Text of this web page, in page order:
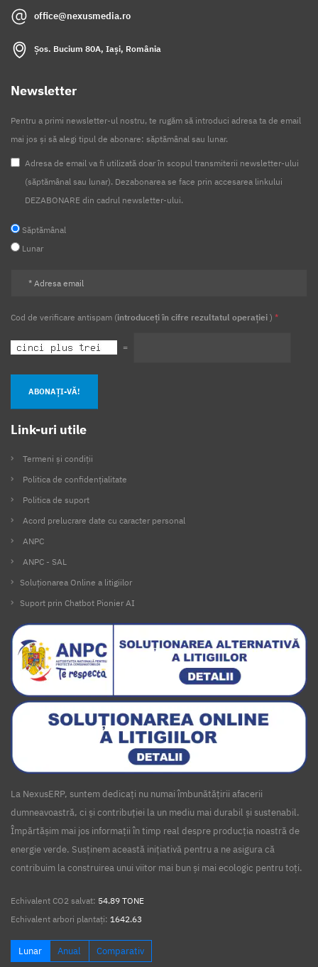
office@nexusmedia.ro
Șos. Bucium 80A, Iași, România
Newsletter
Pentru a primi newsletter-ul nostru, te rugăm să introduci adresa ta de email
mai jos și să alegi tipul de abonare: săptămânal sau lunar.
Adresa de email va fi utilizată doar în scopul transmiterii newsletter-ului
(săptămânal sau lunar). Dezabonarea se face prin accesarea linkului
DEZABONARE din cadrul newsletter-ului.
Săptămânal
Lunar
Cod de verificare antispam (introduceți în cifre rezultatul operației ) *
=
ABONAȚI-VĂ!
Link-uri utile
Termeni și condiții
Politica de confidențialitate
Politica de suport
Acord prelucrare date cu caracter personal
ANPC
ANPC - SAL
Soluționarea Online a litigiilor
Suport prin Chatbot Pionier AI
La NexusERP, suntem dedicați nu numai îmbunătățirii afacerii
dumneavoastră, ci și contribuției la un mediu mai durabil și sustenabil.
Împărtășim mai jos informații în timp real despre producția noastră de
energie verde. Susținem această inițiativă pentru a ne asigura că
contribuim la construirea unui viitor mai bun și mai ecologic pentru toți.
Echivalent CO2 salvat: 54.89 TONE
Echivalent arbori plantați: 1642.63
Lunar Anual Comparativ